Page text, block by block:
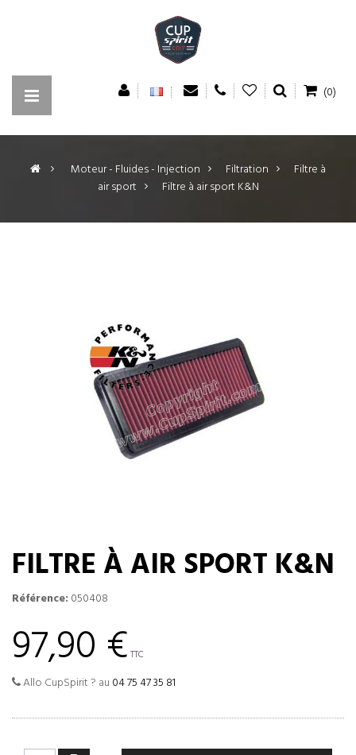
(0)
> Moteur - Fluides - Injection > Filtration >
Filtre à
air sport > Filtre à air sport K&N
FILTRE À AIR SPORT K&N
Référence: 050408
97,90 € TTC
Allo CupSpirit ? au 04 75 47 35 81